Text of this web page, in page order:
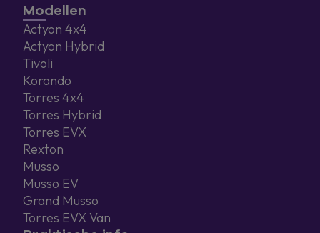
Modellen
Actyon 4x4
Actyon Hybrid
Tivoli
Korando
Torres 4x4
Torres Hybrid
Torres EVX
Rexton
Musso
Musso EV
Grand Musso
Torres EVX Van